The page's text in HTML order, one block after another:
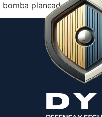
planeadora BAT